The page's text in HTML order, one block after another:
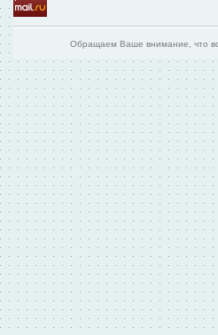
Обращаем Ваше внимание, что